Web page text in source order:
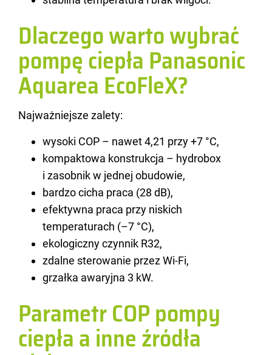
Dlaczego warto wybrać
pompę ciepła Panasonic
Aquarea EcoFleX?
Naj­waż­niej­sze za­le­ty:
wysoki COP – nawet 4,21 przy +7 °C,
kompaktowa konstrukcja – hydrobox
i zasobnik w jednej obudowie,
bardzo cicha praca (28 dB),
efektywna praca przy niskich
temperaturach (–7 °C),
ekologiczny czynnik R32,
zdalne sterowanie przez Wi-Fi,
grzałka awaryjna 3 kW.
Parametr COP pompy
ciepła a inne źródła